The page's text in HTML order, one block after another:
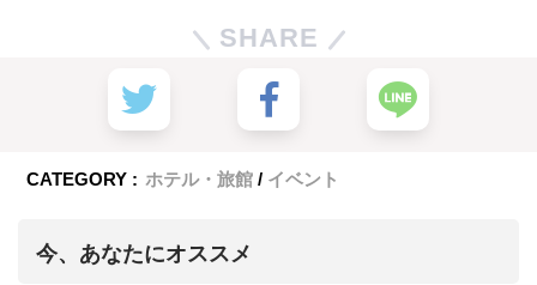
SHARE
CATEGORY : ホテル・旅館 イベント
今、あなたにオススメ